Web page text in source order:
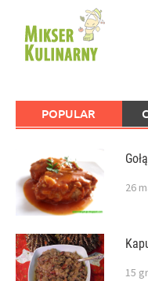
POPULAR
26
15